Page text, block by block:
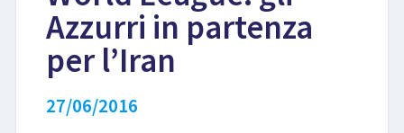
LIBRI
Azzurri in partenza
per l’Iran
27/06/2016